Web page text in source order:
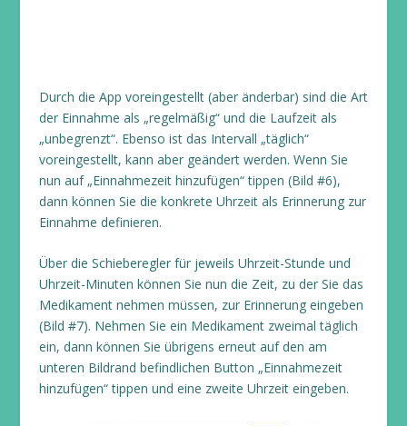
Durch die App voreingestellt (aber änderbar) sind die Art
der Einnahme als „regelmäßig“ und die Laufzeit als
„unbegrenzt“. Ebenso ist das Intervall „täglich“
voreingestellt, kann aber geändert werden. Wenn Sie
nun auf „Einnahmezeit hinzufügen“ tippen (Bild #6),
dann können Sie die konkrete Uhrzeit als Erinnerung zur
Einnahme definieren.
Über die Schieberegler für jeweils Uhrzeit-Stunde und
Uhrzeit-Minuten können Sie nun die Zeit, zu der Sie das
Medikament nehmen müssen, zur Erinnerung eingeben
(Bild #7). Nehmen Sie ein Medikament zweimal täglich
ein, dann können Sie übrigens erneut auf den am
unteren Bildrand befindlichen Button „Einnahmezeit
hinzufügen“ tippen und eine zweite Uhrzeit eingeben.